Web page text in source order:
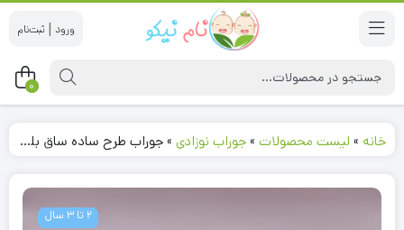
|
0
خانه » لیست محصولات »جوراب نوزادی »جوراب طرح ساده ساق بلند لیمویی رنگ – 2 تا 3 سال کد 220287
2 تا 3 سال